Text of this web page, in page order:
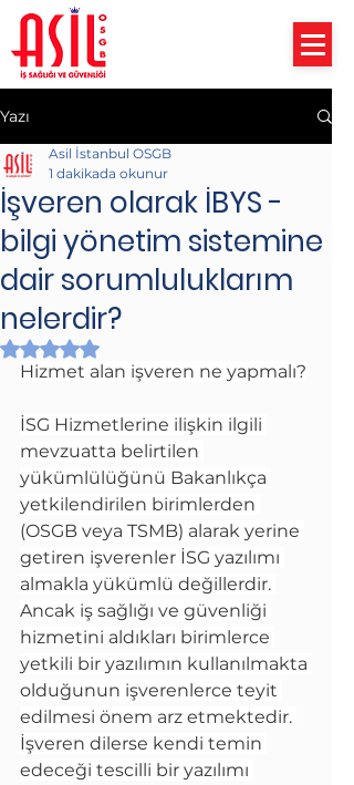
Yazı
İşveren olarak İBYS -
bilgi yönetim sistemine
dair sorumluluklarım
nelerdir?
Asil İstanbul OSGB
1 dakikada okunur
5 üzerinden NaN yıldız
Hizmet alan işveren ne yapmalı?
İSG Hizmetlerine ilişkin ilgili
mevzuatta belirtilen
yükümlülüğünü Bakanlıkça
yetkilendirilen birimlerden
(OSGB veya TSMB) alarak yerine
getiren işverenler İSG yazılımı
almakla yükümlü değillerdir.
Ancak iş sağlığı ve güvenliği
hizmetini aldıkları birimlerce
yetkili bir yazılımın kullanılmakta
olduğunun işverenlerce teyit
edilmesi önem arz etmektedir.
İşveren dilerse kendi temin
edeceği tescilli bir yazılımı